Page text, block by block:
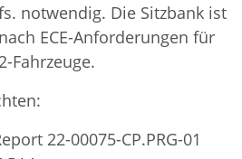
notwendig. Die Sitzbank ist
ECE-Anforderungen für
Fahrzeuge.
22-00075-CP.PRG-01